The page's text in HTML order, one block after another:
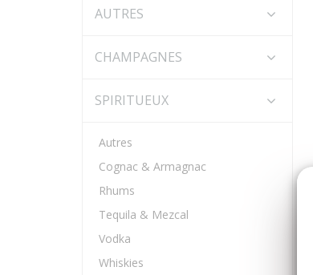
AUTRES
CHAMPAGNES
SPIRITUEUX
Autres
Cognac & Armagnac
Rhums
Tequila & Mezcal
Vodka
Whiskies